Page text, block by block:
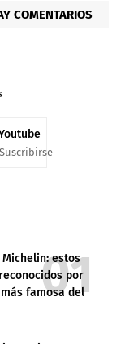
COMENTARIOS
Suscribirse
estos
por
famosa del